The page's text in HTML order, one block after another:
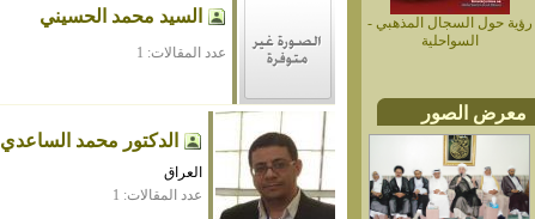
رؤية حول السجال المذھبي -
السواحلية
معرض الصور
السيد محمد الحسيني
عدد المقالات: 1
الدكتور محمد الساعدي
العراق
عدد المقالات: 1